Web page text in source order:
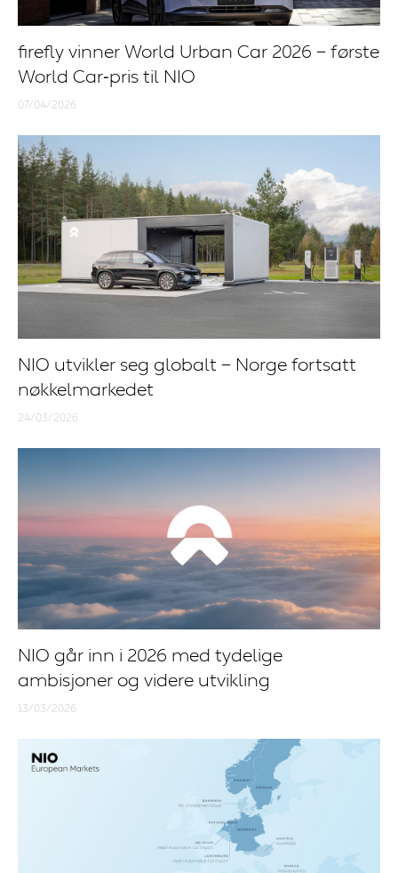
firefly vinner World Urban Car 2026 – første
World Car‑pris til NIO
07/04/2026
NIO utvikler seg globalt – Norge fortsatt
nøkkelmarkedet
24/03/2026
NIO går inn i 2026 med tydelige
ambisjoner og videre utvikling
13/03/2026